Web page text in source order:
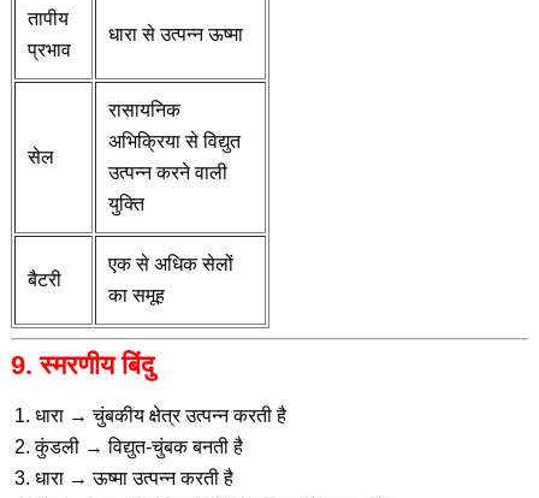
तापीय
प्रभाव
धारा से उत्पन्न ऊष्मा
सेल
रासायनिक
अभिक्रिया से विद्युत
उत्पन्न करने वाली
युक्ति
बैटरी
एक से अधिक सेलों
का समूह
9. स्मरणीय बिंदु
धारा → चुंबकीय क्षेत्र उत्पन्न करती है
कुंडली → विद्युत-चुंबक बनती है
धारा → ऊष्मा उत्पन्न करती है